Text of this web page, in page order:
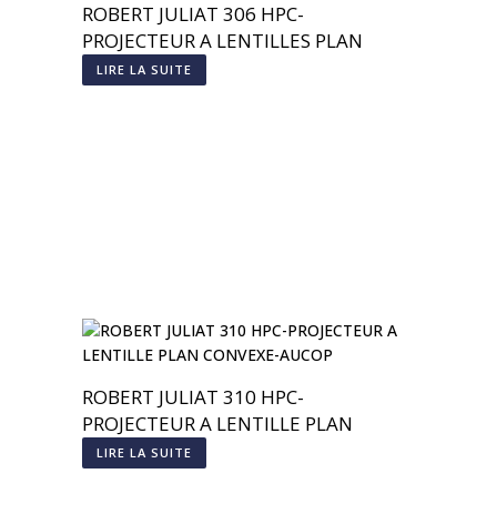
ROBERT JULIAT 306 HPC-
PROJECTEUR A LENTILLES PLAN
CONVEXE
LIRE LA SUITE
ROBERT JULIAT 310 HPC-
PROJECTEUR A LENTILLE PLAN
CONVEXE
LIRE LA SUITE